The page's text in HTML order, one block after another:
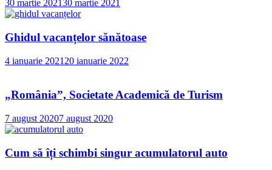
30 martie 202130 martie 2021
Ghidul vacanțelor sănătoase
4 ianuarie 2021 20 ianuarie 2022
„România”, Societate Academică de Turism
7 august 20207 august 2020
Cum să îți schimbi singur acumulatorul auto